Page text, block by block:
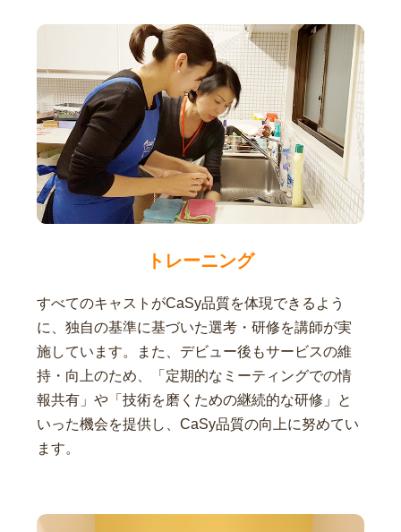
トレーニング
すべてのキャストがCaSy品質を体現できるよう
に、独自の基準に基づいた選考・研修を講師が実
施しています。また、デビュー後もサービスの維
持・向上のため、「定期的なミーティングでの情
報共有」や「技術を磨くための継続的な研修」と
いった機会を提供し、CaSy品質の向上に努めてい
ます。